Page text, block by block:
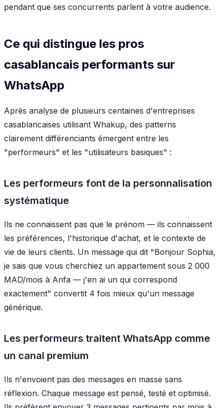
pendant que ses concurrents parlent à votre audience.
Ce qui distingue les pros
casablancais performants sur
WhatsApp
Après analyse de plusieurs centaines d'entreprises
casablancaises utilisant Whakup, des patterns
clairement différenciants émergent entre les
"performeurs" et les "utilisateurs basiques" :
Les performeurs font de la personnalisation
systématique
Ils ne connaissent pas que le prénom — ils connaissent
les préférences, l'historique d'achat, et le contexte de
vie de leurs clients. Un message qui dit "Bonjour Sophia,
je sais que vous cherchiez un appartement sous 2 000
MAD/mois à Anfa — j'en ai un qui correspond
exactement" convertit 4 fois mieux qu'un message
générique.
Les performeurs traitent WhatsApp comme
un canal premium
Ils n'envoient pas des messages en masse sans
réflexion. Chaque message est pensé, testé et optimisé.